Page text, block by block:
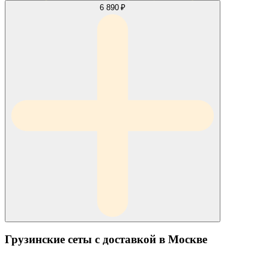
6 890 ₽
Грузинские сеты с доставкой в Москве